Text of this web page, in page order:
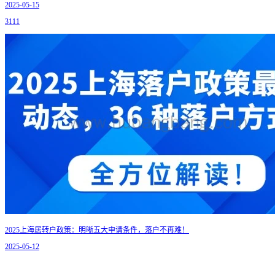
2025-05-15
3111
2025上海居转户政策：明晰五大申请条件，落户不再难！
2025-05-12